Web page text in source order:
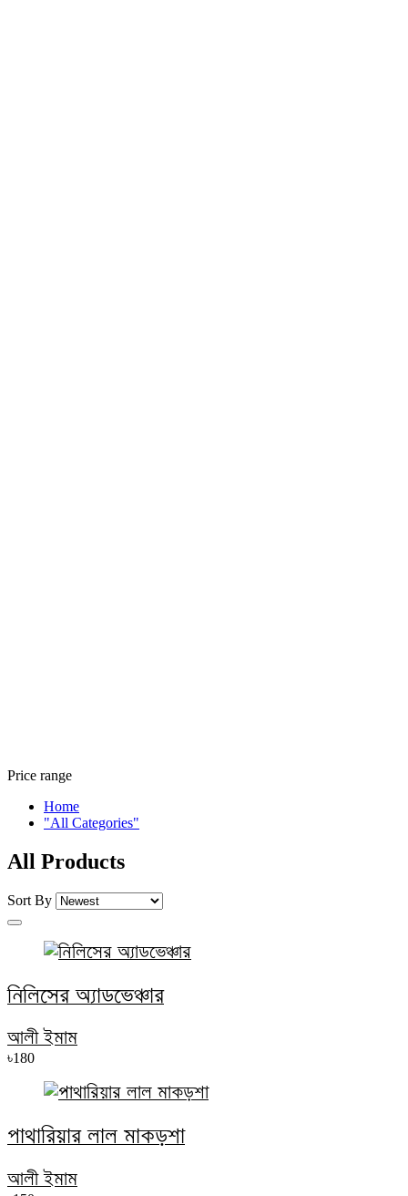
Price range
Home
"All Categories"
All Products
Sort By
নিলিসের অ্যাডভেঞ্চার
আলী ইমাম
৳180
পাথারিয়ার লাল মাকড়শা
আলী ইমাম